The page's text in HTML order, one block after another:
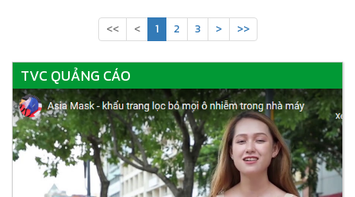
<< < 1 2 3 > >>
TVC QUẢNG CÁO